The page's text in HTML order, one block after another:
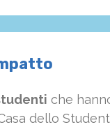
che
dello